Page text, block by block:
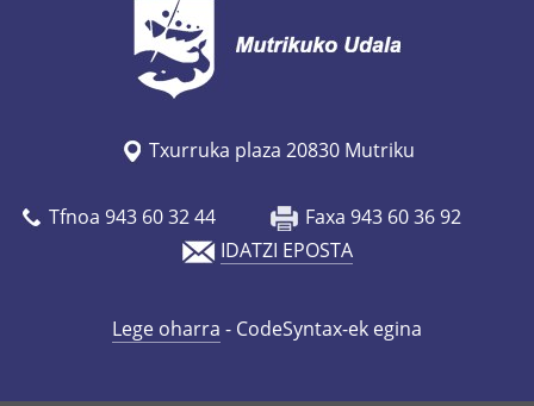
Txurruka plaza 20830 Mutriku
Tfnoa 943 60 32 44
Faxa 943 60 36 92
IDATZI EPOSTA
Lege oharra - CodeSyntax-ek egina